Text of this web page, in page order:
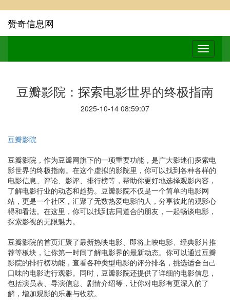
赞奇信息网
豆瓣影院：探索电影世界的终极指南
2025-10-14 08:59:07
豆瓣影院
豆瓣影院，作为豆瓣网旗下的一项重要功能，是广大影迷们探索电
影世界的终极指南。在这个虚拟的影院里，你可以找到各种各样的
电影信息、评论、影评、排行榜等，帮助你更好地选择观影内容，
了解电影行业的动态和趋势。豆瓣影院不仅是一个简单的电影网
站，更是一个社区，汇聚了无数热爱电影的人，分享彼此的观影心
得和看法。在这里，你可以找到志同道合的朋友，一起畅谈电影，
探索影视的无限魅力。
豆瓣影院的首页汇聚了最新热映电影、即将上映电影、经典影片推
荐等板块，让你第一时间了解电影界的最新动态。你可以通过豆瓣
影院的排行榜功能，查看各种类型电影的评分排名，挑选适合自己
口味的电影进行观影。同时，豆瓣影院还提供了详细的电影信息，
包括演员表、导演信息、剧情介绍等，让你对电影有更深入的了
解，增加观影的乐趣与收获。